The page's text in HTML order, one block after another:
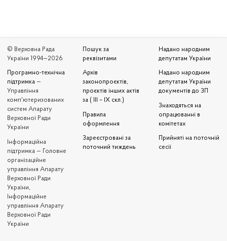
© Верховна Рада
України 1994—2026
Програмно-технічна
підтримка —
Управління
комп'ютеризованих
систем Апарату
Верховної Ради
України
Iнформаційна
підтримка — Головне
організаційне
управління Апарату
Верховної Ради
України,
Інформаційне
управління Апарату
Верховної Ради
України
Пошук за
реквізитами
Архів
законопроєктів,
проєктів інших актів
за ( III – IX скл.)
Правила
оформлення
Зареєстровані за
поточний тиждень
Надано народним
депутатам України
Надано народним
депутатам України
документів до ЗП
Знаходяться на
опрацюванні в
комітетах
Прийняті на поточній
сесії